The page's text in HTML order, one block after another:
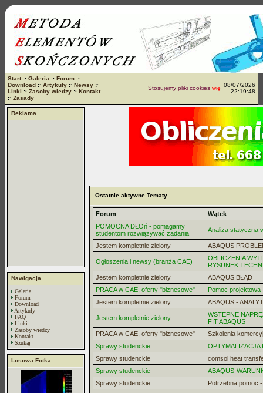
Start:· Galeria :· Forum :·
Download :· Artykuły :· Newsy :·
Linki :· Zasoby wiedzy :· Kontakt
:· Zasady
Stosujemy pliki cookieswięcej...08/07/2026
22:19:48
Reklama
Nawigacja
Galeria
Forum
Download
Artykuły
FAQ
Linki
Zasoby wiedzy
Kontakt
Szukaj
Losowa Fotka
Ostatnie aktywne Tematy
Forum
Wątek
POMOCNA DŁOń - pomagamy
studentom rozwiązywać zadania
Analiza statyczna
Jestem kompletnie zielony ABAQUS
Ogłoszenia i newsy (branża CAE)
OBLICZENIA
RYSUNEK
Jestem kompletnie zielony
ABAQUS BŁĄD
PRACA w CAE, oferty "biznesowe"
Pomoc projektowa
Jestem kompletnie zielony
ABAQUS -
Jestem kompletnie zielony
WSTĘPNE
FIT ABAQUS
PRACA w CAE, oferty "biznesowe"
Szkolenia
Sprawy studenckie
OPTYMALIZACJA
Sprawy studenckie
comsol heat
Sprawy studenckie
ABAQUS-
Sprawy studenckie
Potrzebna pomoc